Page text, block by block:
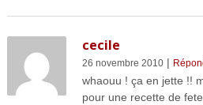
cecile
26 novembre 2010|
whaouu ! ça en jette !!
pour une recette de